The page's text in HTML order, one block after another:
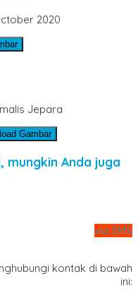
2020
Jepara
Gambar
mungkin Anda juga
via SMS
kontak di bawah
ini: